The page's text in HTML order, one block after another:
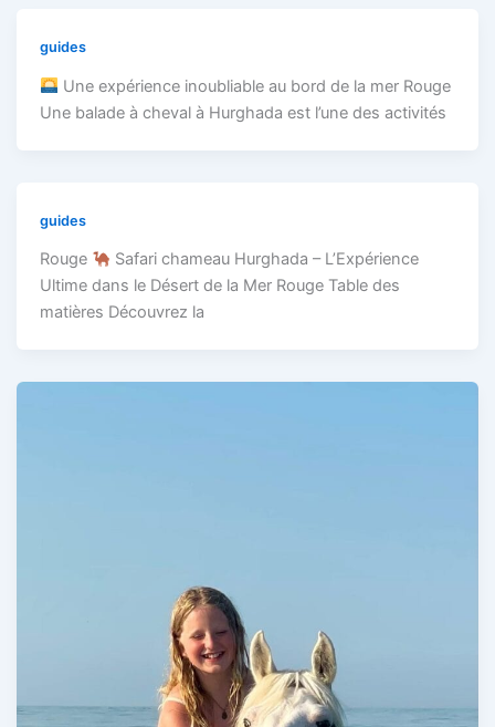
guides
Une expérience inoubliable au bord de la mer Rouge
Une balade à cheval à Hurghada est l’une des activités
guides
Rouge
Safari chameau Hurghada – L’Expérience
Ultime dans le Désert de la Mer Rouge Table des
matières Découvrez la